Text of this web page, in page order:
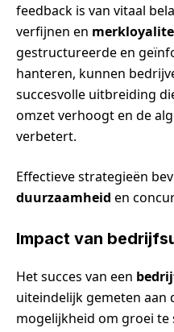
feedback is van vitaal
verfijnen en
gestructureerde en
hanteren, kunnen
succesvolle uitbreiding
omzet verhoogt en de
verbetert.
Effectieve strategieën
duurzaamheid en
Impact van
Het succes van een
uiteindelijk gemeten aan
mogelijkheid om groei